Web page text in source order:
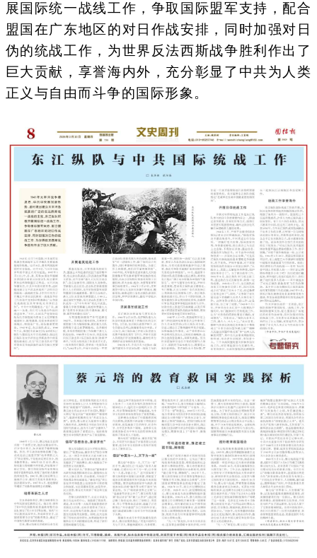
展国际统一战线工作，争取国际盟军支持，配合
盟国在广东地区的对日作战安排，同时加强对日
伪的统战工作，为世界反法西斯战争胜利作出了
巨大贡献，享誉海内外，充分彰显了中共为人类
正义与自由而斗争的国际形象。